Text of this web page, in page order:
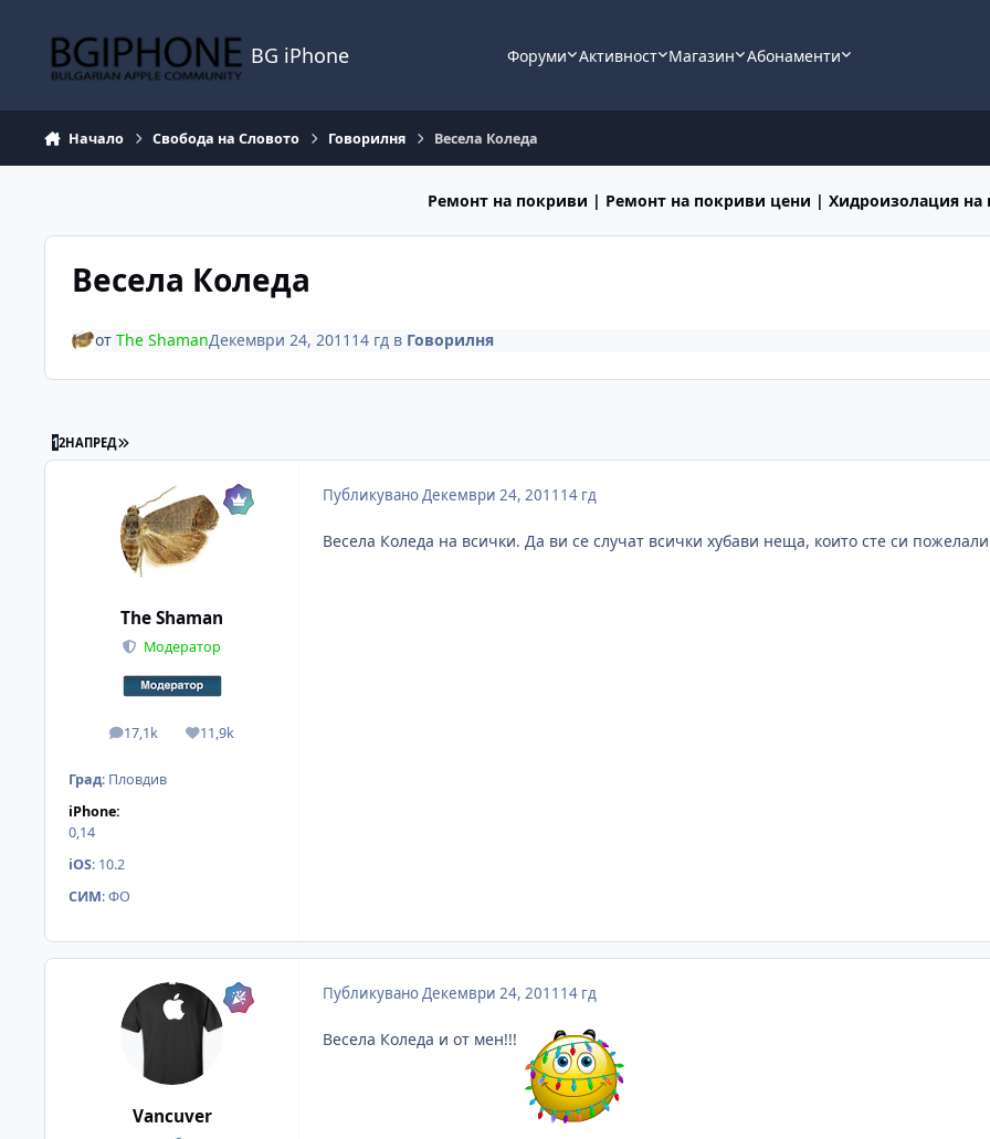
BG iPhone Форуми Активност Магазин Абонаменти
Начало Свобода на Словото Говорилня Весела Коледа
Ремонт на покриви | Ремонт на покриви цени | Хидроизолация на
Весела Коледа
от The ShamanДекември 24, 2011 14 гдв Говорилня
12НАПРЕД ПОСЛЕДНА СТРАНИЦА
The Shaman
Модератор
17,1k
мнения 11,9k
Reputation
Град: Пловдив
iPhone:
0,14
iOS: 10.2
СИМ:ФО
ПубликуваноДекември 24, 2011 14 гд
Весела Коледа на всички. Да ви се случат всички хубави неща, които сте си
Vancuver
ПубликуваноДекември 24, 2011 14 гд
Весела Коледа и от мен!!!